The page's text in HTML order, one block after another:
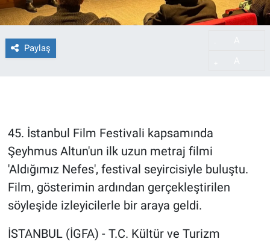
Paylaş
45. İstanbul Film Festivali kapsamında
Şeyhmus Altun'un ilk uzun metraj filmi
'Aldığımız Nefes', festival seyircisiyle buluştu.
Film, gösterimin ardından gerçekleştirilen
söyleşide izleyicilerle bir araya geldi.
İSTANBUL (İGFA) - T.C. Kültür ve Turizm